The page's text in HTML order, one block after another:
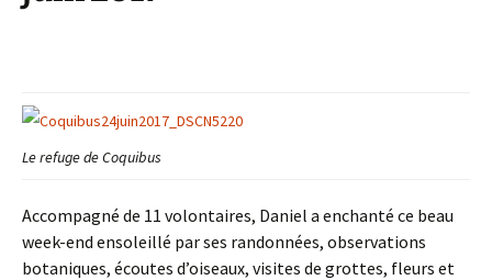
Le refuge de Coquibus
Accompagné de 11 volontaires, Daniel a enchanté ce beau
week-end ensoleillé par ses randonnées, observations
botaniques, écoutes d’oiseaux, visites de grottes, fleurs et